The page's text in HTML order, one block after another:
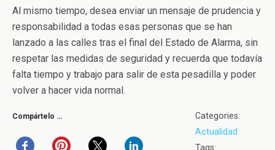
Al mismo tiempo, desea enviar un mensaje de prudencia y
responsabilidad a todas esas personas que se han
lanzado a las calles tras el final del Estado de Alarma, sin
respetar las medidas de seguridad y recuerda que todavía
falta tiempo y trabajo para salir de esta pesadilla y poder
volver a hacer vida normal.
Compártelo …
Categories:
Actualidad
Tags: